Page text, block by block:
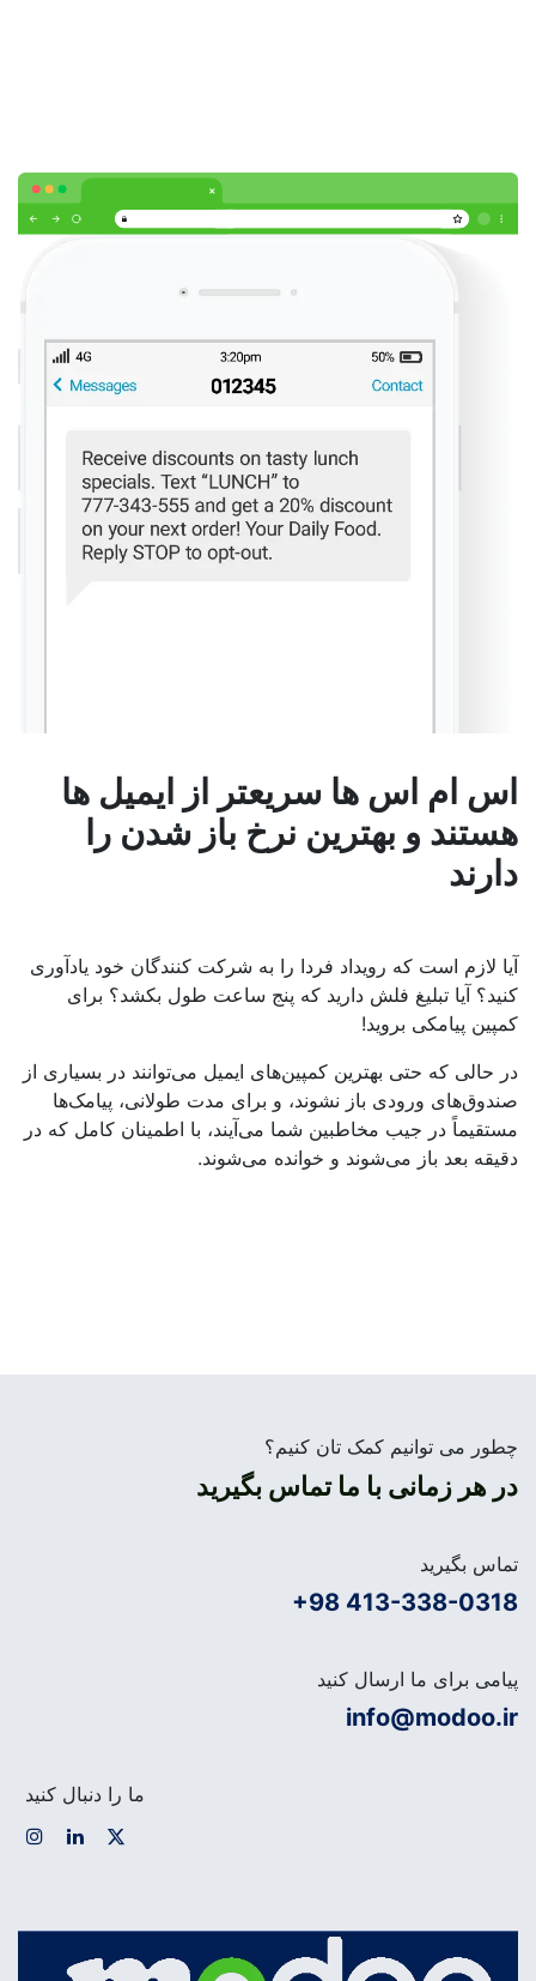
اس ام اس ها سریعتر از ایمیل ها
هستند و بهترین نرخ باز شدن را
دارند
آیا لازم است که رویداد فردا را به شرکت کنندگان خود یادآوری
کنید؟ آیا تبلیغ فلش دارید که پنج ساعت طول بکشد؟ برای
کمپین پیامکی بروید!
در حالی که حتی بهترین کمپین‌های ایمیل می‌توانند در بسیاری از
صندوق‌های ورودی باز نشوند، و برای مدت طولانی، پیامک‌ها
مستقیماً در جیب مخاطبین شما می‌آیند، با اطمینان کامل که در
دقیقه بعد باز می‌شوند و خوانده می‌شوند.
چطور می توانیم کمک تان کنیم؟
در هر زمانی با ما تماس بگیرید
تماس بگیرید
+98 413-338-0318
پیامی برای ما ارسال کنید
info@modoo.ir
ما را دنبال کنید